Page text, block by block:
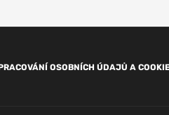
OSOBNÍCH ÚDAJŮ A